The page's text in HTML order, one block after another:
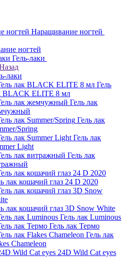
Наращивание ногтей
ногтей
Гель-лаки
лаки
Гель
BLACK ELITE 8 мл
Гель лак
Гель лак
Spring
Гель лак
Light
Гель лак
лак кошачий глаз 24 D 2020
лак кошачий глаз 3D Snow White
Гель лак Luminous
Гель лак Термо
Гель лак
Chameleon
24D Wild Cat eyes